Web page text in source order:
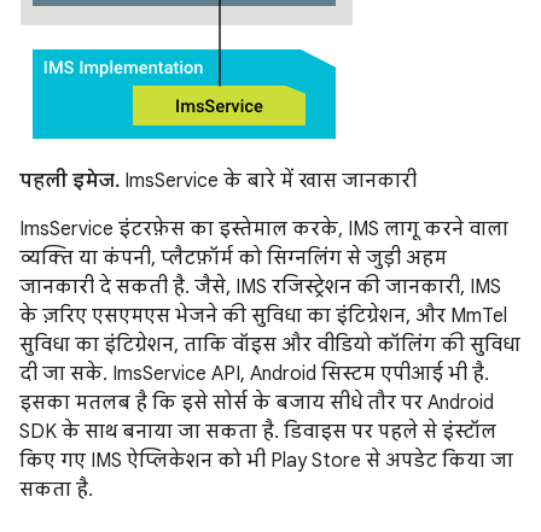
पहली इमेज. ImsService के बारे में खास जानकारी
ImsService इंटरफ़ेस का इस्तेमाल करके, IMS लागू करने वाला
व्यक्ति या कंपनी, प्लैटफ़ॉर्म को सिग्नलिंग से जुड़ी अहम
जानकारी दे सकती है. जैसे, IMS रजिस्ट्रेशन की जानकारी, IMS
के ज़रिए एसएमएस भेजने की सुविधा का इंटिग्रेशन, और MmTel
सुविधा का इंटिग्रेशन, ताकि वॉइस और वीडियो कॉलिंग की सुविधा
दी जा सके. ImsService API, Android सिस्टम एपीआई भी है.
इसका मतलब है कि इसे सोर्स के बजाय सीधे तौर पर Android
SDK के साथ बनाया जा सकता है. डिवाइस पर पहले से इंस्टॉल
किए गए IMS ऐप्लिकेशन को भी Play Store से अपडेट किया जा
सकता है.